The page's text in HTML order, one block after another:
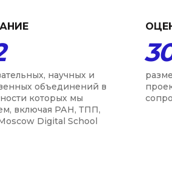
научных и
объединений в
которых мы
включая РАН, ТПП,
Digital School